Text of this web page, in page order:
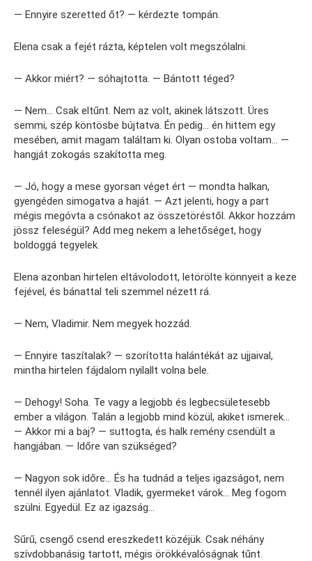
— Ennyire szeretted őt? — kérdezte tompán.
Elena csak a fejét rázta, képtelen volt megszólalni.
— Akkor miért? — sóhajtotta. — Bántott téged?
— Nem… Csak eltűnt. Nem az volt, akinek látszott. Üres
semmi, szép köntösbe bújtatva. Én pedig… én hittem egy
mesében, amit magam találtam ki. Olyan ostoba voltam… —
hangját zokogás szakította meg.
— Jó, hogy a mese gyorsan véget ért — mondta halkan,
gyengéden simogatva a haját. — Azt jelenti, hogy a part
mégis megóvta a csónakot az összetöréstől. Akkor hozzám
jössz feleségül? Add meg nekem a lehetőséget, hogy
boldoggá tegyelek.
Elena azonban hirtelen eltávolodott, letörölte könnyeit a keze
fejével, és bánattal teli szemmel nézett rá.
— Nem, Vladimir. Nem megyek hozzád.
— Ennyire taszítalak? — szorította halántékát az ujjaival,
mintha hirtelen fájdalom nyilallt volna bele.
— Dehogy! Soha. Te vagy a legjobb és legbecsületesebb
ember a világon. Talán a legjobb mind közül, akiket ismerek…
— Akkor mi a baj? — suttogta, és halk remény csendült a
hangjában. — Időre van szükséged?
— Nagyon sok időre… És ha tudnád a teljes igazságot, nem
tennél ilyen ajánlatot. Vladik, gyermeket várok… Meg fogom
szülni. Egyedül. Ez az igazság…
Sűrű, csengő csend ereszkedett közéjük. Csak néhány
szívdobbanásig tartott, mégis örökkévalóságnak tűnt.